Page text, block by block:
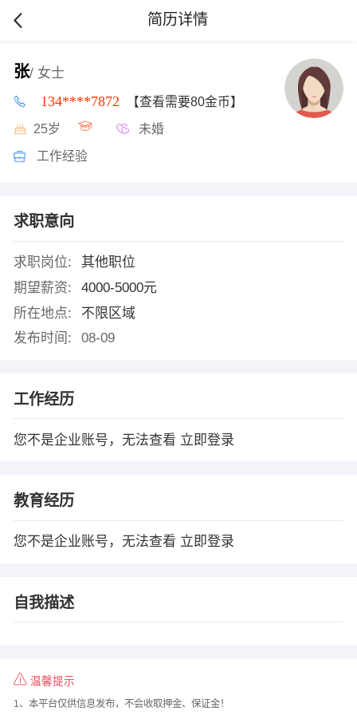
简历详情
张/ 女士
134****7872 【查看需要80金币】
25岁 未婚
工作经验
求职意向
求职岗位:
其他职位
期望薪资:
4000-5000元
所在地点:
不限区域
发布时间:
08-09
工作经历
您不是企业账号，无法查看 立即登录
教育经历
您不是企业账号，无法查看 立即登录
自我描述
温馨提示
1、本平台仅供信息发布，不会收取押金、保证金！